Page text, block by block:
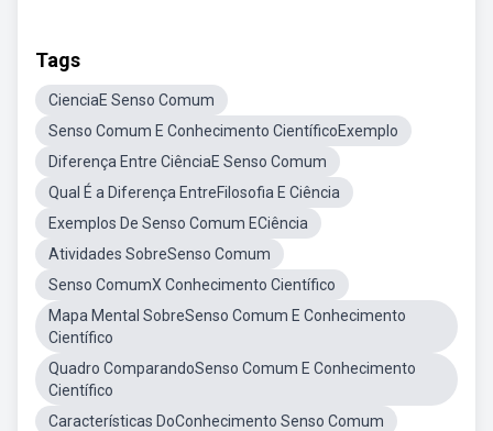
Tags
CienciaE Senso Comum
Senso Comum E Conhecimento CientíficoExemplo
Diferença Entre CiênciaE Senso Comum
Qual É a Diferença EntreFilosofia E Ciência
Exemplos De Senso Comum ECiência
Atividades SobreSenso Comum
Senso ComumX Conhecimento Científico
Mapa Mental SobreSenso Comum E Conhecimento
Científico
Quadro ComparandoSenso Comum E Conhecimento
Científico
Características DoConhecimento Senso Comum